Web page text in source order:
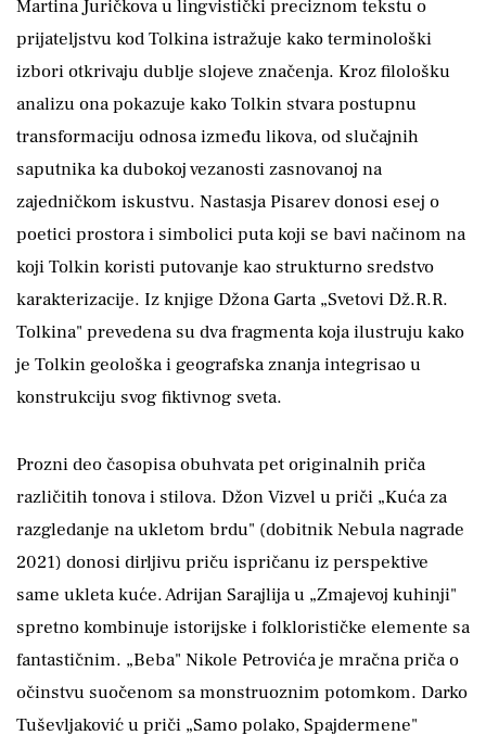
Martina Juričkova u lingvistički preciznom tekstu o
prijateljstvu kod Tolkina istražuje kako terminološki
izbori otkrivaju dublje slojeve značenja. Kroz filološku
analizu ona pokazuje kako Tolkin stvara postupnu
transformaciju odnosa između likova, od slučajnih
saputnika ka dubokoj vezanosti zasnovanoj na
zajedničkom iskustvu. Nastasja Pisarev donosi esej o
poetici prostora i simbolici puta koji se bavi načinom na
koji Tolkin koristi putovanje kao strukturno sredstvo
karakterizacije. Iz knjige Džona Garta „Svetovi Dž.R.R.
Tolkina" prevedena su dva fragmenta koja ilustruju kako
je Tolkin geološka i geografska znanja integrisao u
konstrukciju svog fiktivnog sveta.
Prozni deo časopisa obuhvata pet originalnih priča
različitih tonova i stilova. Džon Vizvel u priči „Kuća za
razgledanje na ukletom brdu" (dobitnik Nebula nagrade
2021) donosi dirljivu priču ispričanu iz perspektive
same ukleta kuće. Adrijan Sarajlija u „Zmajevoj kuhinji"
spretno kombinuje istorijske i folklorističke elemente sa
fantastičnim. „Beba" Nikole Petrovića je mračna priča o
očinstvu suočenom sa monstruoznim potomkom. Darko
Tuševljaković u priči „Samo polako, Spajdermene"